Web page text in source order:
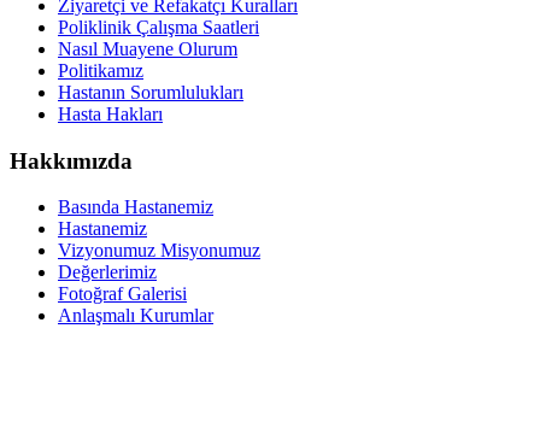
Ziyaretçi ve Refakatçı Kuralları
Poliklinik Çalışma Saatleri
Nasıl Muayene Olurum
Politikamız
Hastanın Sorumlulukları
Hasta Hakları
Hakkımızda
Basında Hastanemiz
Hastanemiz
Vizyonumuz Misyonumuz
Değerlerimiz
Fotoğraf Galerisi
Anlaşmalı Kurumlar